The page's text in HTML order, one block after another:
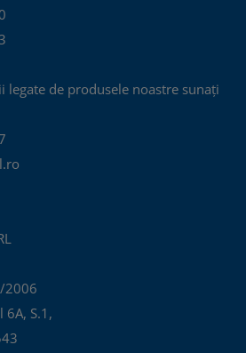
legate de produsele noastre sunați
2006
6A, S.1,